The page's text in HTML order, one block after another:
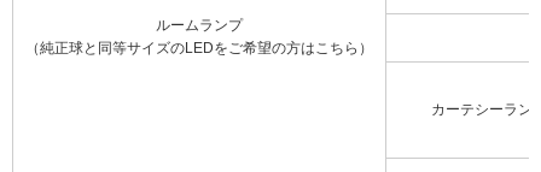
ルームランプ
（純正球と同等サイズのLEDをご希望の方はこちら）
カーテシーラン